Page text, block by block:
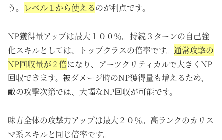
う。
レベル１から使えるのが利点です。
NP獲得量アップは最大１００％。持続３ターンの自己強
化スキルとしては、トップクラスの倍率です。 通常攻撃の
NP回収量が２倍になり、アーツクリティカルで大きくNP
回収できます。被ダメージ時のNP獲得量も増えるため、
敵の攻撃次第では、大幅なNP回収が可能です。
味方全体の攻撃力アップは最大２０％。高ランクのカリス
マ系スキルと同じ倍率です。